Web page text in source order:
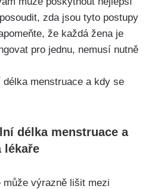
zda jsou tyto postupy
že každá⁤ žena je
⁣pro jednu, nemusí nutně
délka menstruace a
lékaře
může výrazně ‍lišit mezi